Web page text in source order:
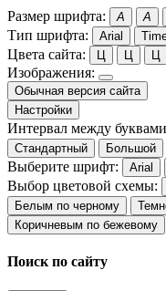
Размер шрифта: A A
Тип шрифта: Arial
Цвета сайта: Ц Ц Ц
Изображения:
Обычная версия сайта
Настройки
Интервал между
Стандартный
Большой
Выберите шрифт: Arial
Выбор цветовой схемы:
Белым по черному
Коричневым по бежевому
Поиск по сайту